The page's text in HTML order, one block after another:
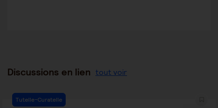
Discussions en lien tout voir
Tutelle-Curatelle